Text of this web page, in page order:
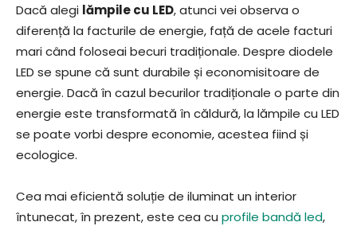
Dacă alegi lămpile cu LED, atunci vei observa o
diferență la facturile de energie, față de acele facturi
mari când foloseai becuri tradiționale. Despre diodele
LED se spune că sunt durabile și economisitoare de
energie. Dacă în cazul becurilor tradiționale o parte din
energie este transformată în căldură, la lămpile cu LED
se poate vorbi despre economie, acestea fiind și
ecologice.
Cea mai eficientă soluție de iluminat un interior
întunecat, în prezent, este cea cu profile bandă led,